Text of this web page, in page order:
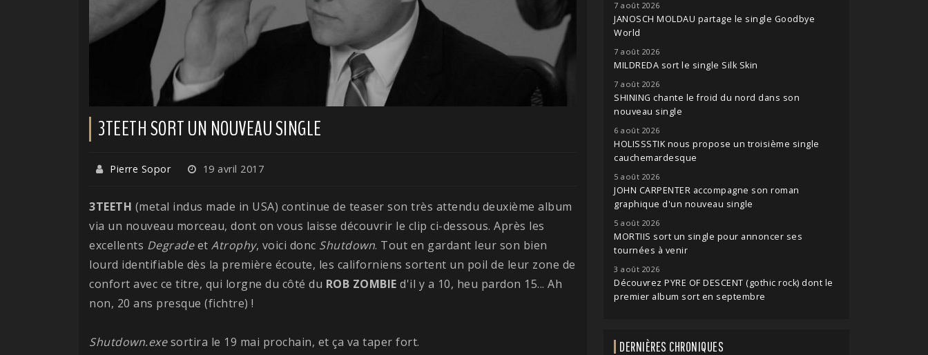
3TEETH SORT UN NOUVEAU SINGLE
Pierre Sopor 19 avril 2017
3TEETH (metal indus made in USA) continue de teaser son très attendu deuxième album
via un nouveau morceau, dont on vous laisse découvrir le clip ci-dessous. Après les
excellents Degradeet Atrophy, voici donc Shutdown. Tout en gardant leur son bien
lourd identifiable dès la première écoute, les californiens sortent un poil de leur zone de
confort avec ce titre, qui lorgne du côté du ROB ZOMBIE d'il y a 10, heu pardon 15... Ah
non, 20 ans presque (fichtre) !
Shutdown.exesortira le 19 mai prochain, et ça va taper fort.
7 août 2026
JANOSCH MOLDAU partage le single Goodbye
World
7 août 2026
MILDREDA sort le single Silk Skin
7 août 2026
SHINING chante le froid du nord dans son
nouveau single
6 août 2026
HOLISSSTIK nous propose un troisième single
cauchemardesque
5 août 2026
JOHN CARPENTER accompagne son roman
graphique d'un nouveau single
5 août 2026
MORTIIS sort un single pour annoncer ses
tournées à venir
3 août 2026
Découvrez PYRE OF DESCENT (gothic rock) dont le
premier album sort en septembre
DERNIÈRES CHRONIQUES